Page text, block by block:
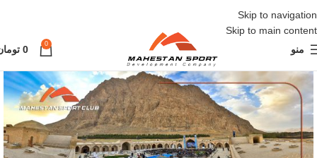
Skip to navigation
Skip to main content
منو
0
0